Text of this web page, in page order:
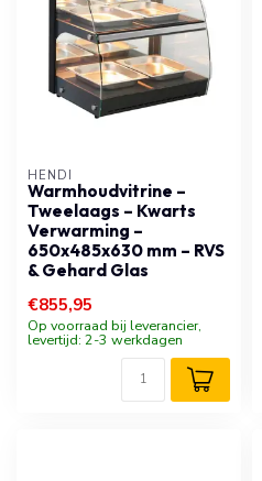
HENDI
Warmhoudvitrine –
Tweelaags – Kwarts
Verwarming –
650x485x630 mm – RVS
& Gehard Glas
€855,95
Op voorraad bij leverancier,
levertijd: 2-3 werkdagen